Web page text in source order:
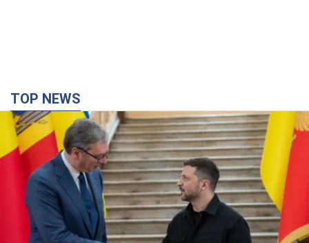
запланирована встреча с Вучичем и не только.
Видео
Это первый визит главы государства в Белград
3 часа назад 42,9 т.
"Верните Федорова": в городах Украины уже
23-й день подряд проходят массовые митинги
с плакатами. Фото и видео